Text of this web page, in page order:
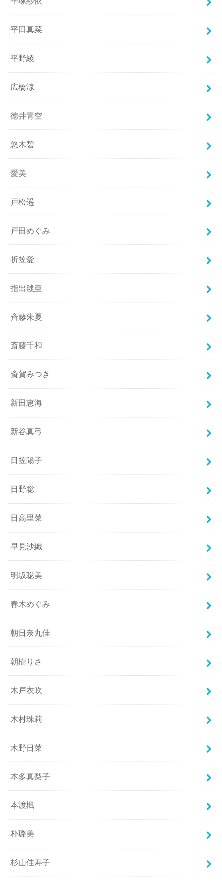
平田真菜
平野綾
広橋涼
徳井青空
悠木碧
愛美
戸松遥
戸田めぐみ
折笠愛
指出毬亜
斉藤朱夏
斎藤千和
斎賀みつき
新田恵海
新谷真弓
日笠陽子
日野聡
日高里菜
早見沙織
明坂聡美
春木めぐみ
朝日奈丸佳
朝樹りさ
木戸衣吹
木村珠莉
木野日菜
本多真梨子
本渡楓
朴璐美
杉山佳寿子